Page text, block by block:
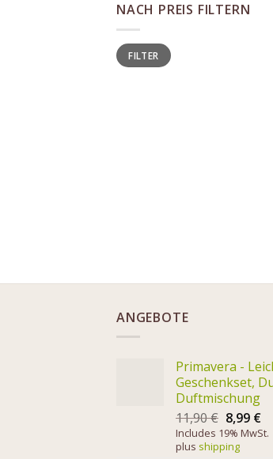
NACH PREIS FILTERN
Min
price
Max
priceFILTER
ANGEBOTE
Primavera -
Geschenkset,
Duftmischung
11,90€ 8,99 €
Includes 19% MwSt.
plus shipping